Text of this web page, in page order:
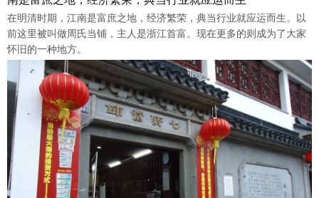
在明清时期，江南是富庶之地，经济繁荣，典当行业就应运而生。以
前这里被叫做周氏当铺，主人是浙江首富。现在更多的则成为了大家
怀旧的一种地方。